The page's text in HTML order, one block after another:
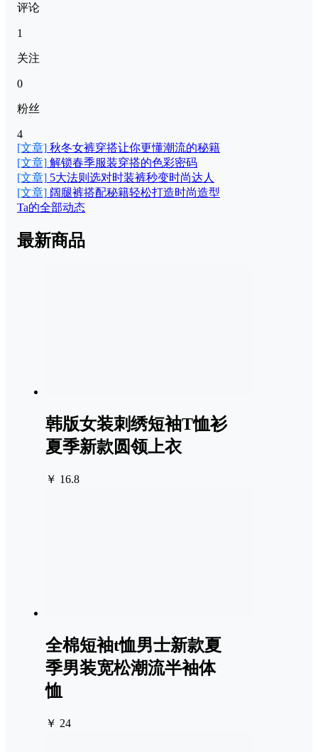
评论
1
关注
0
粉丝
4
[文章] 秋冬女裤穿搭让你更懂潮流的秘籍
[文章] 解锁春季服装穿搭的色彩密码
[文章] 5大法则选对时装裤秒变时尚达人
[文章] 阔腿裤搭配秘籍轻松打造时尚造型
Ta的全部动态
最新商品
韩版女装刺绣短袖T恤衫
夏季新款圆领上衣
￥ 16.8
全棉短袖t恤男士新款夏
季男装宽松潮流半袖体
恤
￥ 24